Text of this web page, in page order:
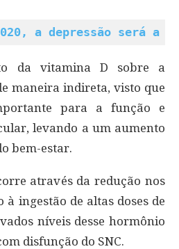
a depressão será a
da vitamina D sobre a
maneira indireta, visto que
para a função e
levando a um aumento
bem-estar.
através da redução nos
à ingestão de altas doses de
níveis desse hormônio
disfunção do SNC.